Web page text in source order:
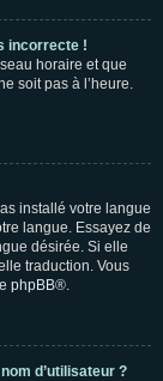
incorrecte !
horaire et que
soit pas à l’heure.
installé votre langue
langue. Essayez de
désirée. Si elle
traduction. Vous
phpBB®.
d’utilisateur ?